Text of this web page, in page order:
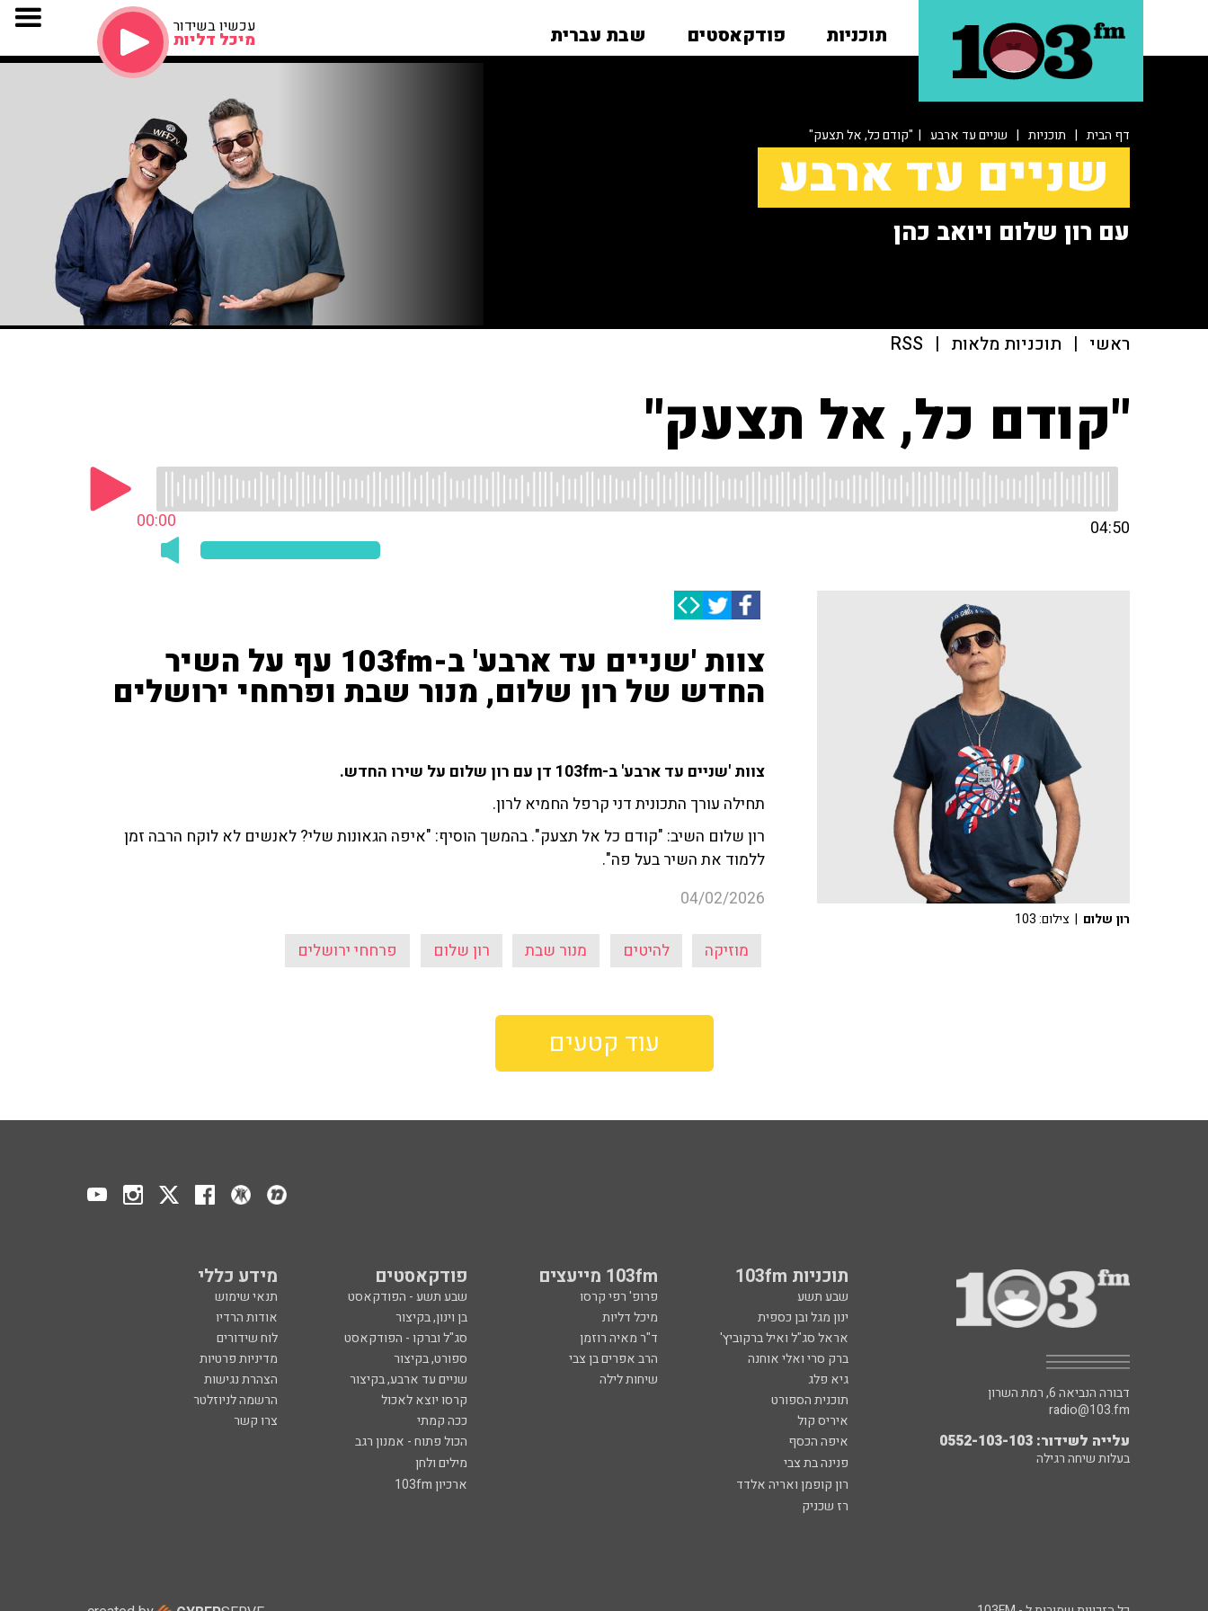
תוכניות פודקאסטים שבת עברית עכשיו בשידור
מיכל דליות
דף הבית | תוכניות | שניים עד ארבע | "קודם כל, אל תצעק"
שניים עד ארבע
עם רון שלום ויואב כהן
ראשי | תוכניות מלאות |
RSS
"קודם כל, אל תצעק"
00:00 04:50
צוות 'שניים עד ארבע' ב-103fm עף על השיר
החדש של רון שלום, מנור שבת ופרחחי ירושלים
צוות 'שניים עד ארבע' ב-103fm דן עם רון שלום על שירו החדש.
תחילה עורך התכונית דני קרפל החמיא לרון.
רון שלום השיב: "קודם כל אל תצעק". בהמשך הוסיף: "איפה הגאונות שלי? לאנשים לא לוקח הרבה זמן
ללמוד את השיר בעל פה".
04/02/2026
מוזיקה להיטים מנור שבת רון שלום פרחחי ירושלים
רון שלום | צילום: 103
עוד קטעים
תוכניות 103fm 103fm מייעצים פודקאסטים מידע כללי
שבע תשע פרופ' רפי קרסו שבע תשע - הפודקאסט
תנאי שימוש
ינון מגל ובן כספית
מיכל דליות בן וינון, בקיצור
אודות הרדיו
אראל סג"ל ואיל ברקוביץ'
ד"ר מאיה רוזמן סג"ל וברקו - הפודקאסט
לוח שידורים
ברק סרי ואלי אוחנה
הרב אפרים בן צבי ספורט, בקיצור
מדיניות פרטיות
גיא פלג
שיחות לילה שניים עד ארבע, בקיצור
הצהרת נגישות
תוכנית הספורט
קרסו יוצא לאכול
הרשמה לניוזלטר
איריס קול
ככה קמתי
צרו קשר
איפה הכסף
הכול פתוח - אמנון רגב
פנינה בת צבי
מילים ולחן
רון קופמן ואריה אלדד
ארכיון 103fm
רז שכניק
דבורה הנביאה 6, רמת השרון
radio@103.fm
עלייה לשידור: 0552-103-103
בעלות שיחה רגילה